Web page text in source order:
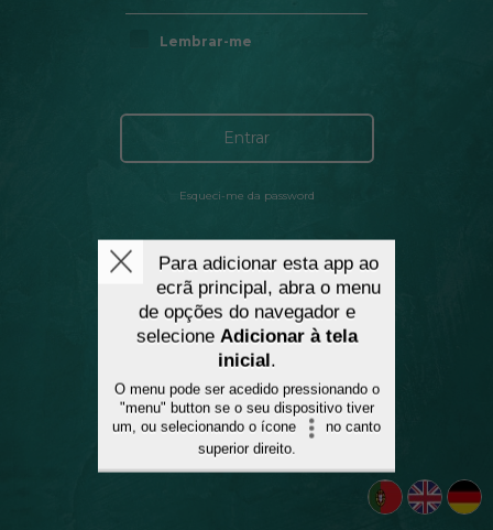
Lembrar-me
Entrar
Esqueci-me da password